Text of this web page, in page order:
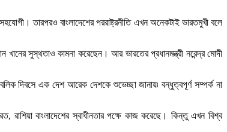
তারপরও বাংলাদেশের পররাষ্ট্রনীতি এখন অনেকটাই ভারতমুখী বলে
খানের সুস্থতাও কামনা করেছেন। আর ভারতের প্রধানমন্ত্রী নরেন্দ্র মোদী
দিবসে এক দেশ আরেক দেশকে শুভেচ্ছা জানায়৷ বন্ধুত্বপূর্ণ সম্পর্ক না
বাংলাদেশের স্বাধীনতার পক্ষে কাজ করেছে। কিন্তু এখন বিশ্ব